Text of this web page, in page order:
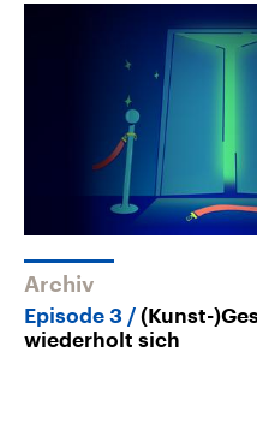
Archiv
Episode 3
(Kunst-
wiederholt sich